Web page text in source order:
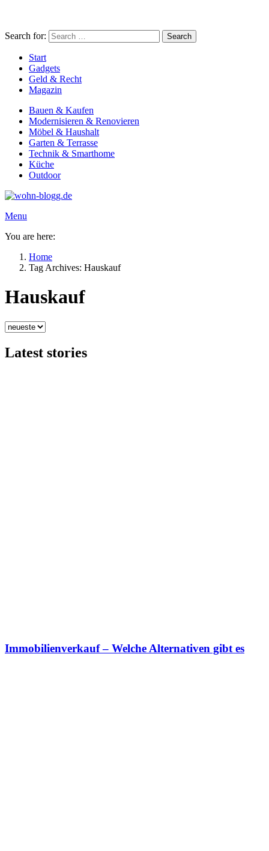
Search for: Search
Start
Gadgets
Geld & Recht
Magazin
Bauen & Kaufen
Modernisieren & Renovieren
Möbel & Haushalt
Garten & Terrasse
Technik & Smarthome
Küche
Outdoor
Menu
You are here:
Home
Tag Archives: Hauskauf
Hauskauf
Latest stories
Immobilienverkauf – Welche Alternativen gibt es